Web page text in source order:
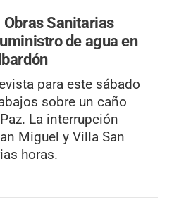
Obras Sanitarias
de agua en
para este sábado
sobre un caño
La interrupción
Miguel y Villa San
horas.